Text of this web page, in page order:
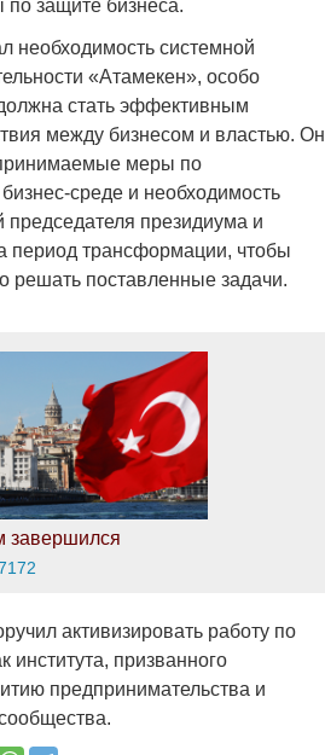
по защите бизнеса.
необходимость системной
«Атамекен», особо
стать эффективным
между бизнесом и властью. Он
меры по
среде и необходимость
президиума и
период трансформации, чтобы
решать поставленные задачи.
завершился
активизировать работу по
института, призванного
предпринимательства и